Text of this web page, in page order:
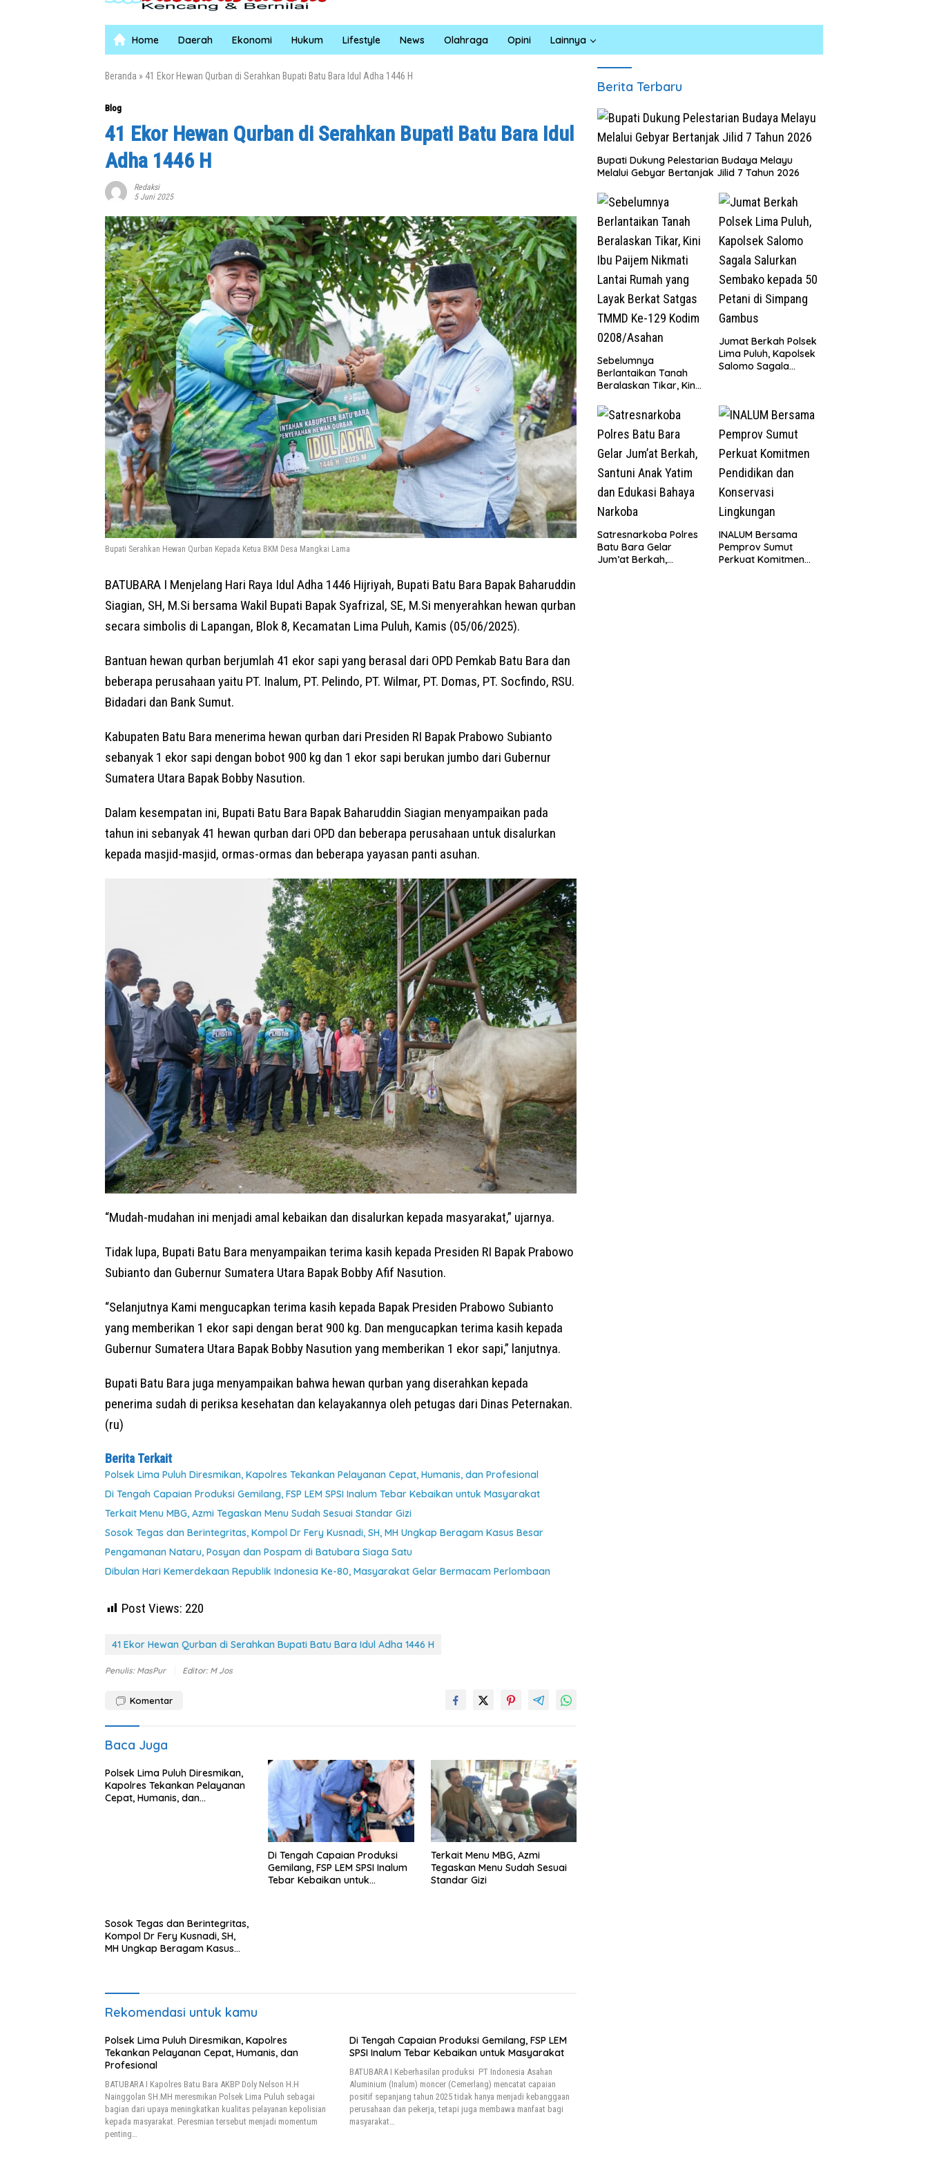
Home Daerah Ekonomi Hukum Lifestyle News Olahraga Opini Lainnya
Beranda » 41 Ekor Hewan Qurban di Serahkan Bupati Batu Bara Idul Adha 1446 H
Blog
41 Ekor Hewan Qurban di Serahkan Bupati Batu Bara Idul
Adha 1446 H
Redaksi
5 Juni 2025
Bupati Serahkan Hewan Qurban Kepada Ketua BKM Desa Mangkai Lama
BATUBARA I Menjelang Hari Raya Idul Adha 1446 Hijriyah, Bupati Batu Bara Bapak Baharuddin
Siagian, SH, M.Si bersama Wakil Bupati Bapak Syafrizal, SE, M.Si menyerahkan hewan qurban
secara simbolis di Lapangan, Blok 8, Kecamatan Lima Puluh, Kamis (05/06/2025).
Bantuan hewan qurban berjumlah 41 ekor sapi yang berasal dari OPD Pemkab Batu Bara dan
beberapa perusahaan yaitu PT. Inalum, PT. Pelindo, PT. Wilmar, PT. Domas, PT. Socfindo, RSU.
Bidadari dan Bank Sumut.
Kabupaten Batu Bara menerima hewan qurban dari Presiden RI Bapak Prabowo Subianto
sebanyak 1 ekor sapi dengan bobot 900 kg dan 1 ekor sapi berukan jumbo dari Gubernur
Sumatera Utara Bapak Bobby Nasution.
Dalam kesempatan ini, Bupati Batu Bara Bapak Baharuddin Siagian menyampaikan pada
tahun ini sebanyak 41 hewan qurban dari OPD dan beberapa perusahaan untuk disalurkan
kepada masjid-masjid, ormas-ormas dan beberapa yayasan panti asuhan.
“Mudah-mudahan ini menjadi amal kebaikan dan disalurkan kepada masyarakat,” ujarnya.
Tidak lupa, Bupati Batu Bara menyampaikan terima kasih kepada Presiden RI Bapak Prabowo
Subianto dan Gubernur Sumatera Utara Bapak Bobby Afif Nasution.
“Selanjutnya Kami mengucapkan terima kasih kepada Bapak Presiden Prabowo Subianto
yang memberikan 1 ekor sapi dengan berat 900 kg. Dan mengucapkan terima kasih kepada
Gubernur Sumatera Utara Bapak Bobby Nasution yang memberikan 1 ekor sapi,” lanjutnya.
Bupati Batu Bara juga menyampaikan bahwa hewan qurban yang diserahkan kepada
penerima sudah di periksa kesehatan dan kelayakannya oleh petugas dari Dinas Peternakan.
(ru)
Berita Terkait
Polsek Lima Puluh Diresmikan, Kapolres Tekankan Pelayanan Cepat, Humanis, dan Profesional
Di Tengah Capaian Produksi Gemilang, FSP LEM SPSI Inalum Tebar Kebaikan untuk Masyarakat
Terkait Menu MBG, Azmi Tegaskan Menu Sudah Sesuai Standar Gizi
Sosok Tegas dan Berintegritas, Kompol Dr Fery Kusnadi, SH, MH Ungkap Beragam Kasus Besar
Pengamanan Nataru, Posyan dan Pospam di Batubara Siaga Satu
Dibulan Hari Kemerdekaan Republik Indonesia Ke-80, Masyarakat Gelar Bermacam Perlombaan
Post Views: 220
41 Ekor Hewan Qurban di Serahkan Bupati Batu Bara Idul Adha 1446 H
Penulis: MasPur Editor: M Jos
Komentar
Baca Juga
Polsek Lima Puluh Diresmikan,
Kapolres Tekankan Pelayanan
Cepat, Humanis, dan
Di Tengah Capaian Produksi
Gemilang, FSP LEM SPSI Inalum
Tebar Kebaikan untuk
Terkait Menu MBG, Azmi
Tegaskan Menu Sudah Sesuai
Standar Gizi
Sosok Tegas dan Berintegritas,
Kompol Dr Fery Kusnadi, SH,
MH Ungkap Beragam Kasus
Rekomendasi untuk kamu
Polsek Lima Puluh Diresmikan, Kapolres
Tekankan Pelayanan Cepat, Humanis, dan
Profesional
BATUBARA I Kapolres Batu Bara AKBP Doly Nelson H.H
Nainggolan SH.MH meresmikan Polsek Lima Puluh sebagai
bagian dari upaya meningkatkan kualitas pelayanan kepolisian
kepada masyarakat. Peresmian tersebut menjadi momentum
penting…
Di Tengah Capaian Produksi Gemilang, FSP LEM
SPSI Inalum Tebar Kebaikan untuk Masyarakat
BATUBARA I Keberhasilan produksi PT Indonesia Asahan
Aluminium (Inalum) moncer (Cemerlang) mencatat capaian
positif sepanjang tahun 2025 tidak hanya menjadi kebanggaan
perusahaan dan pekerja, tetapi juga membawa manfaat bagi
masyarakat…
Berita Terbaru
Bupati Dukung Pelestarian Budaya Melayu
Melalui Gebyar Bertanjak Jilid 7 Tahun 2026
Sebelumnya
Berlantaikan Tanah
Beralaskan Tikar, Kini
Lantai Rumah yang
Layak Berkat Satgas
TMMD Ke-129 Kodim
0208/Asahan
Jumat Berkah Polsek
Lima Puluh, Kapolsek
Salomo Sagala
Simpang Gambus
Satresnarkoba Polres
Batu Bara Gelar
Jum’at Berkah,
INALUM Bersama
Pemprov Sumut
Perkuat Komitmen